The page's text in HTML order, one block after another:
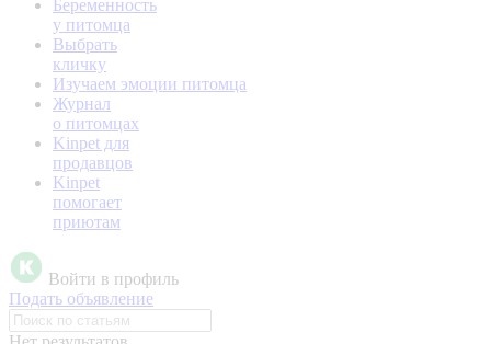
Беременность
у питомца
Выбрать
кличку
Изучаем эмоции питомца
Журнал
о питомцах
Kinpet для
продавцов
Kinpet
помогает
приютам
Войти в профиль
Подать объявление